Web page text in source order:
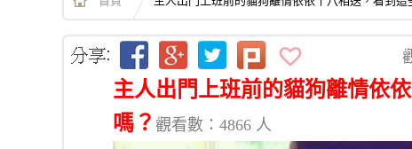
主人出門上班前的貓狗離情依
嗎？ 觀看數：4866 人